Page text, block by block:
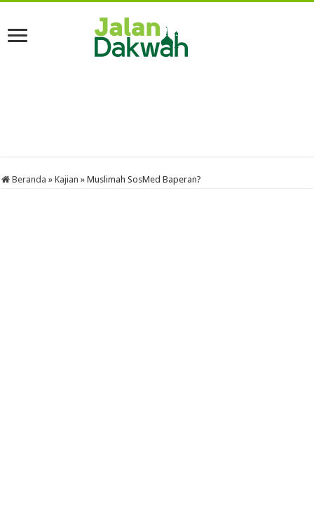
Beranda » Kajian » Muslimah SosMed Baperan?